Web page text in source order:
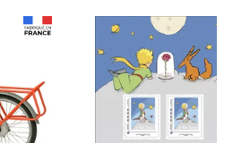
Prix 7,50€